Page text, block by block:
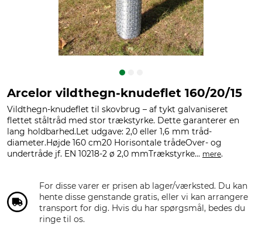
Arcelor vildthegn-knudeflet 160/20/15
Vildthegn-knudeflet til skovbrug – af tykt galvaniseret
flettet ståltråd med stor trækstyrke. Dette garanterer en
lang holdbarhed.Let udgave: 2,0 eller 1,6 mm tråd-
diameter.Højde 160 cm20 Horisontale trådeOver- og
undertråde jf. EN 10218-2 ø 2,0 mmTrækstyrke... mere.
For disse varer er prisen ab lager/værksted. Du kan
hente disse genstande gratis, eller vi kan arrangere
transport for dig. Hvis du har spørgsmål, bedes du
ringe til os.